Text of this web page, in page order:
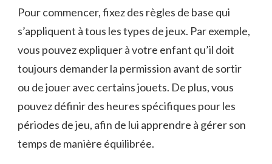
Pour commencer,⁣ fixez des règles de ⁤base qui⁤
s’appliquent à tous les types de jeux. Par exemple, ​
vous‍ pouvez expliquer à ⁤votre enfant‍ qu’il doit
toujours demander la permission ​avant de sortir
ou de ⁣jouer avec ‍certains jouets.‍ De plus,​ vous
‍pouvez⁣ définir des⁢ heures spécifiques pour les
périodes de ​jeu, afin de lui‍ apprendre à ‍gérer son
temps de manière équilibrée.